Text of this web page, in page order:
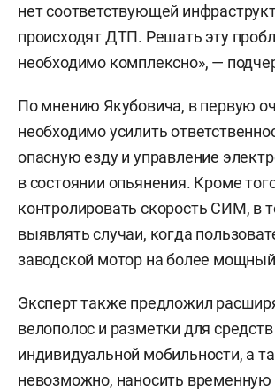
нет соответствующей
происходят ДТП. Решать эту
необходимо комплексно», —
По мнению Якубовича, в первую
необходимо усилить
опасную езду и управление
в состоянии опьянения. Кроме
контролировать скорость СИМ, в
выявлять случаи, когда
заводской мотор на более
Эксперт также предложил
велополос и разметки для средств
индивидуальной мобильности, а
невозможно, наносить временную